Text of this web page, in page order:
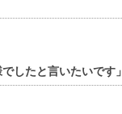
したと言いたいです」